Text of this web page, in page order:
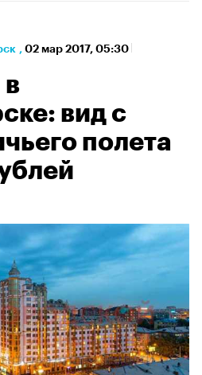
, 02 мар 2017, 05:30
в
вид с
полета